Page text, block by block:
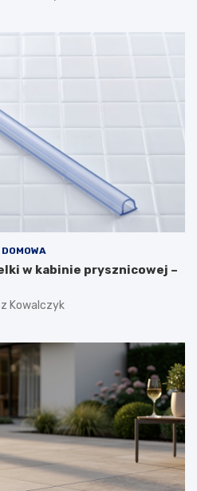
w kabinie prysznicowej –
Kowalczyk